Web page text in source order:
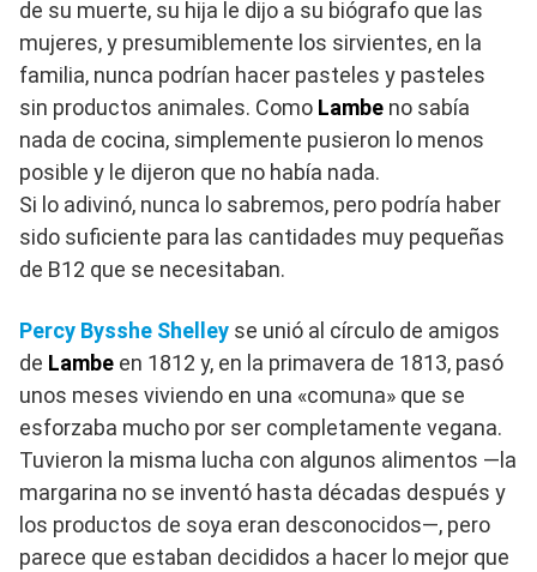
de su muerte, su hija le dijo a su biógrafo que las
mujeres, y presumiblemente los sirvientes, en la
familia, nunca podrían hacer pasteles y pasteles
sin productos animales. Como Lambe no sabía
nada de cocina, simplemente pusieron lo menos
posible y le dijeron que no había nada.
Si lo adivinó, nunca lo sabremos, pero podría haber
sido suficiente para las cantidades muy pequeñas
de B12 que se necesitaban.
Percy Bysshe Shelley se unió al círculo de amigos
de Lambe en 1812 y, en la primavera de 1813, pasó
unos meses viviendo en una «comuna» que se
esforzaba mucho por ser completamente vegana.
Tuvieron la misma lucha con algunos alimentos —la
margarina no se inventó hasta décadas después y
los productos de soya eran desconocidos—, pero
parece que estaban decididos a hacer lo mejor que